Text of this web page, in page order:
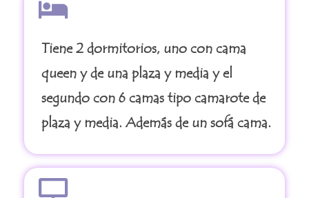
Tiene 2 dormitorios, uno con cama
queen y de una plaza y media y el
segundo con 6 camas tipo camarote de
plaza y media. Además de un sofá cama.